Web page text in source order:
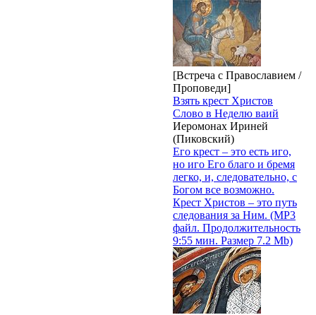
[Встреча с Православием /
Проповеди]
Взять крест Христов
Слово в Неделю ваий
Иеромонах Ириней
(Пиковский)
Его крест – это есть иго,
но иго Его благо и бремя
легко, и, следовательно, с
Богом все возможно.
Крест Христов – это путь
следования за Ним. (MP3
файл. Продолжительность
9:55 мин. Размер 7.2 Mb)